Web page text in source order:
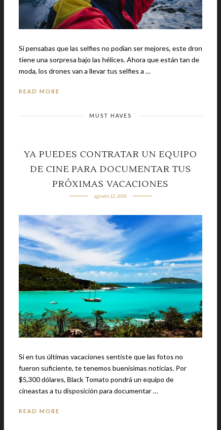
Si pensabas que las selfies no podían ser mejores, este dron
tiene una sorpresa bajo las hélices. Ahora que están tan de
moda, los drones van a llevar tus selfies a …
READ MORE
MUST HAVES
YA PUEDES CONTRATAR UN EQUIPO
DE CINE PARA DOCUMENTAR TUS
PRÓXIMAS VACACIONES
agosto 12, 2016
Si en tus últimas vacaciones sentiste que las fotos no
fueron suficiente, te tenemos buenísimas noticias. Por
$5,300 dólares, Black Tomato pondrá un equipo de
cineastas a tu disposición para documentar …
READ MORE